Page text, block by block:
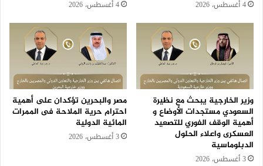
4 أغسطس، 2026 4 أغسطس، 2026
وزير الخارجية يبحث مع نظيرة
السعودي مستجدات الأوضاع و
أهمية الوقف الفوري للتصعيد
العسكرى واعلاء الحلول
الدبلوماسية
3 أغسطس، 2026
مصر والبحرين تؤكدان على أهمية
احترام حرية الملاحة فى الممرات
المائية الدولية
3 أغسطس، 2026